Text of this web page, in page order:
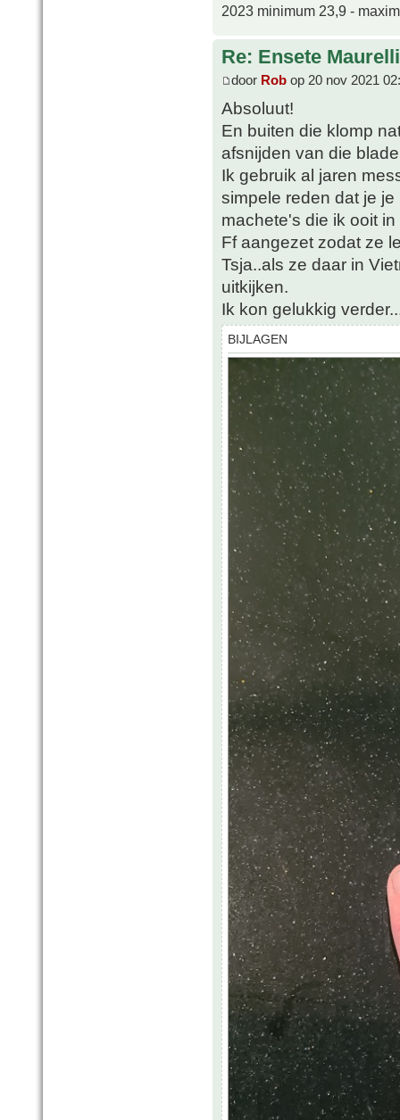
2023 minimum 23,9 -
Re: Ensete
door Rob op 20 nov 2021
Absoluut!
En buiten die klomp
afsnijden van die
Ik gebruik al jaren
simpele reden dat je
machete's die ik ooit
Ff aangezet zodat ze
Tsja..als ze daar in
uitkijken.
Ik kon gelukkig
BIJLAGEN